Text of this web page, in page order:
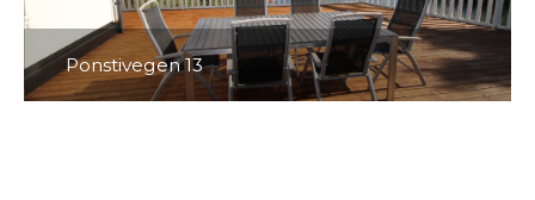
Ponstivegen 13